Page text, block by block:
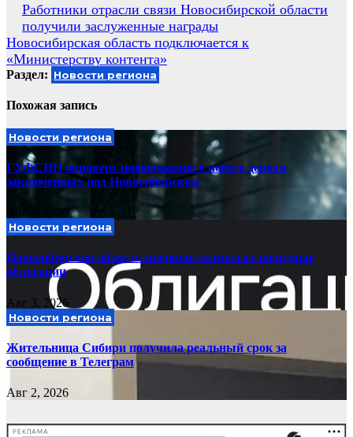
Навигация
по
записям
Работники отрасли связи Новосибирской области
получили заслуженные награды
Новосибирская область подключается к
«Министерству контента»
Раздел: Новости региона
Похожая запись
Новости региона
ГУФСИН опроверг информацию о побеге девяти
заключенных под Новосибирском
Новости региона
Новосибирская область впервые разместит народные
облигации
Авг 3, 2026
Новости региона
Жительница Сибири получила реальный срок за
сообщение в Телеграм
Авг 2, 2026
РЕКЛАМА